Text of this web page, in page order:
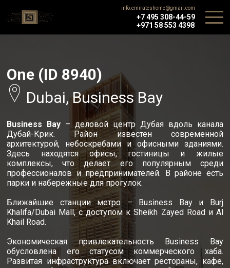
info.emirateshome@gmail.com
+7 495 308-44-59
+971 58 553 4398
One (ID 8940)
Dubai, Business Bay
Business Bay – деловой центр Дубая вдоль канала
Дубай-Крик. Район известен современной
архитектурой, небоскребами и офисными зданиями.
Здесь находятся офисы, гостиницы и жилые
комплексы, что делает его популярным среди
профессионалов и предпринимателей. В районе есть
парки и набережные для прогулок.
Ближайшие станции метро – Business Bay и Burj
Khalifa/Dubai Mall, с доступом к Sheikh Zayed Road и Al
Khail Road.
Экономическая привлекательность Business Bay
обусловлена его статусом коммерческого хаба.
Развитая инфраструктура включает рестораны, кафе,